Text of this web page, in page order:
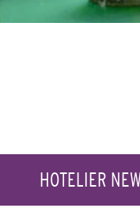
HOTELIER